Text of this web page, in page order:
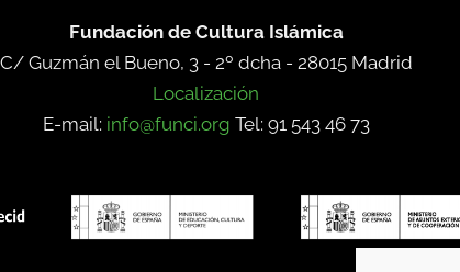
Fundación de Cultura Islámica
C/ Guzmán el Bueno, 3 - 2º dcha - 28015 Madrid
Localización
E-mail: info@funci.org Tel: 91 543 46 73